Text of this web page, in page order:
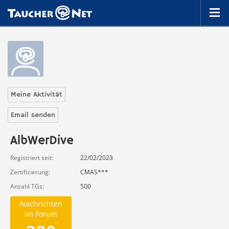
Meine Aktivität
Email senden
AlbWerDive
Registriert seit
22/02/2023
Zertifizierung
CMAS***
Anzahl TGs
500
Nachrichten
im Forum